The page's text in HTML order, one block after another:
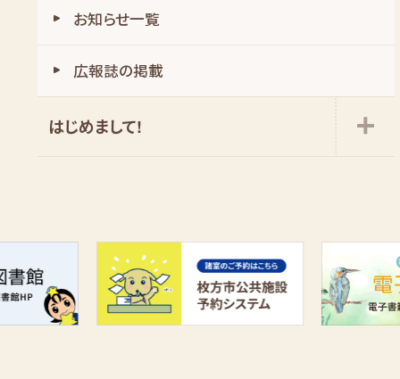
お知らせ一覧
広報誌の掲載
はじめまして!